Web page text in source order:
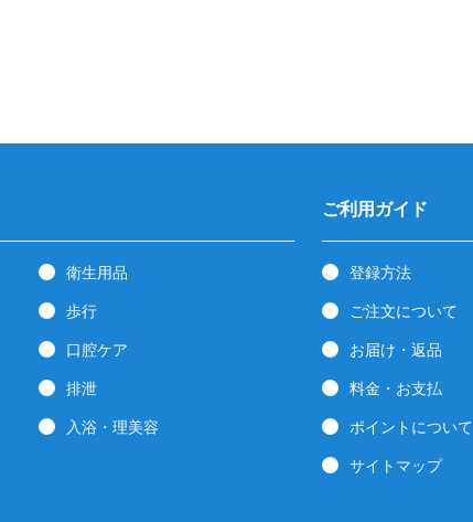
衛生用品
歩行
口腔ケア
排泄
入浴・理美容
ご利用ガイド
登録方法
ご注文について
お届け・返品
料金・お支払
ポイントについて
サイトマップ